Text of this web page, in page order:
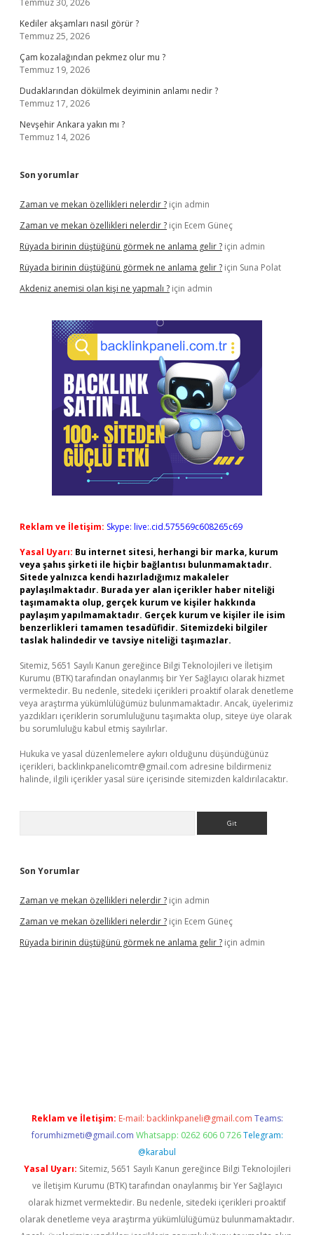
Temmuz 30, 2026
Kediler akşamları nasıl görür ?
Temmuz 25, 2026
Çam kozalağından pekmez olur mu ?
Temmuz 19, 2026
Dudaklarından dökülmek deyiminin anlamı nedir ?
Temmuz 17, 2026
Nevşehir Ankara yakın mı ?
Temmuz 14, 2026
Son yorumlar
Zaman ve mekan özellikleri nelerdir ? için admin
Zaman ve mekan özellikleri nelerdir ? için Ecem Güneç
Rüyada birinin düştüğünü görmek ne anlama gelir ? için admin
Rüyada birinin düştüğünü görmek ne anlama gelir ? için Suna Polat
Akdeniz anemisi olan kişi ne yapmalı ? için admin
Reklam ve İletişim: Skype: live:.cid.575569c608265c69
Yasal Uyarı: Bu internet sitesi, herhangi bir marka, kurum
veya şahıs şirketi ile hiçbir bağlantısı bulunmamaktadır.
Sitede yalnızca kendi hazırladığımız makaleler
paylaşılmaktadır. Burada yer alan içerikler haber niteliği
taşımamakta olup, gerçek kurum ve kişiler hakkında
paylaşım yapılmamaktadır. Gerçek kurum ve kişiler ile isim
benzerlikleri tamamen tesadüfidir. Sitemizdeki bilgiler
taslak halindedir ve tavsiye niteliği taşımazlar.
Sitemiz, 5651 Sayılı Kanun gereğince Bilgi Teknolojileri ve İletişim
Kurumu (BTK) tarafından onaylanmış bir Yer Sağlayıcı olarak hizmet
vermektedir. Bu nedenle, sitedeki içerikleri proaktif olarak denetleme
veya araştırma yükümlülüğümüz bulunmamaktadır. Ancak, üyelerimiz
yazdıkları içeriklerin sorumluluğunu taşımakta olup, siteye üye olarak
bu sorumluluğu kabul etmiş sayılırlar.
Hukuka ve yasal düzenlemelere aykırı olduğunu düşündüğünüz
içerikleri, backlinkpanelicomtr@gmail.com adresine bildirmeniz
halinde, ilgili içerikler yasal süre içerisinde sitemizden kaldırılacaktır.
Son Yorumlar
Zaman ve mekan özellikleri nelerdir ? için admin
Zaman ve mekan özellikleri nelerdir ? için Ecem Güneç
Rüyada birinin düştüğünü görmek ne anlama gelir ? için admin
Reklam ve İletişim: E-mail: backlinkpaneli@gmail.com Teams:
forumhizmeti@gmail.com Whatsapp: 0262 606 0 726 Telegram:
@karabul
Yasal Uyarı: Sitemiz, 5651 Sayılı Kanun gereğince Bilgi Teknolojileri
ve İletişim Kurumu (BTK) tarafından onaylanmış bir Yer Sağlayıcı
olarak hizmet vermektedir. Bu nedenle, sitedeki içerikleri proaktif
olarak denetleme veya araştırma yükümlülüğümüz bulunmamaktadır.